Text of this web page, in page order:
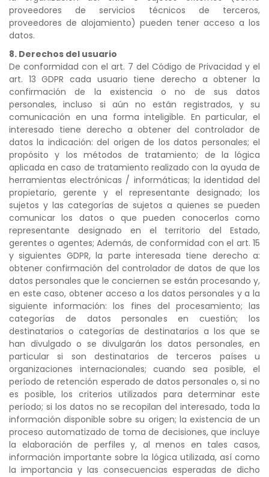
proveedores de servicios técnicos de terceros,
proveedores de alojamiento) pueden tener acceso a los
datos.
8. Derechos del usuario
De conformidad con el art. 7 del Código de Privacidad y el
art. 13 GDPR cada usuario tiene derecho a obtener la
confirmación de la existencia o no de sus datos
personales, incluso si aún no están registrados, y su
comunicación en una forma inteligible. En particular, el
interesado tiene derecho a obtener del controlador de
datos la indicación: del origen de los datos personales; el
propósito y los métodos de tratamiento; de la lógica
aplicada en caso de tratamiento realizado con la ayuda de
herramientas electrónicas / informáticas; la identidad del
propietario, gerente y el representante designado; los
sujetos y las categorías de sujetos a quienes se pueden
comunicar los datos o que pueden conocerlos como
representante designado en el territorio del Estado,
gerentes o agentes; Además, de conformidad con el art. 15
y siguientes GDPR, la parte interesada tiene derecho a:
obtener confirmación del controlador de datos de que los
datos personales que le conciernen se están procesando y,
en este caso, obtener acceso a los datos personales y a la
siguiente información: los fines del procesamiento; las
categorías de datos personales en cuestión; los
destinatarios o categorías de destinatarios a los que se
han divulgado o se divulgarán los datos personales, en
particular si son destinatarios de terceros países u
organizaciones internacionales; cuando sea posible, el
período de retención esperado de datos personales o, si no
es posible, los criterios utilizados para determinar este
período; si los datos no se recopilan del interesado, toda la
información disponible sobre su origen; la existencia de un
proceso automatizado de toma de decisiones, que incluye
la elaboración de perfiles y, al menos en tales casos,
información importante sobre la lógica utilizada, así como
la importancia y las consecuencias esperadas de dicho